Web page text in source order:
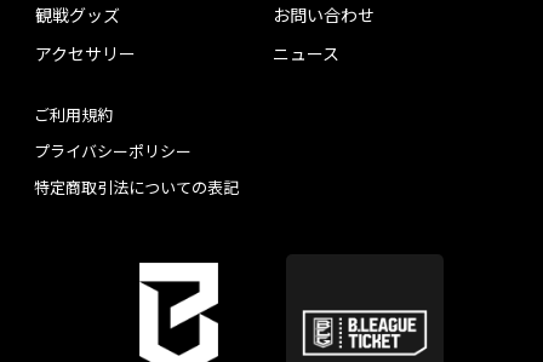
観戦グッズ
アクセサリー
お問い合わせ
ニュース
ご利用規約
プライバシーポリシー
特定商取引法についての表記